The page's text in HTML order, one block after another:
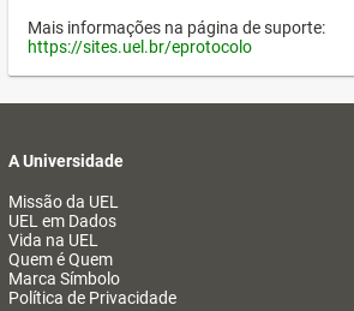
Mais informações na página de suporte:
https://sites.uel.br/eprotocolo
A Universidade
Missão da UEL
UEL em Dados
Vida na UEL
Quem é Quem
Marca Símbolo
Política de Privacidade